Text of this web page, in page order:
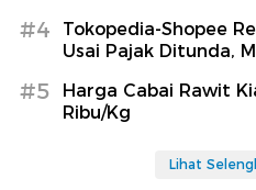
#4
Tokopedia-Shopee
Usai Pajak Ditunda,
#5
Harga Cabai Rawit
Ribu/Kg
Lihat